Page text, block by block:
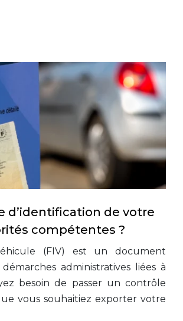
d’identification de votre
compétentes ?
(FIV) est un document
administratives liées à
besoin de passer un contrôle
vous souhaitiez exporter votre